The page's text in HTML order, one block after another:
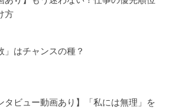
方
」はチャンスの種？
タビュー動画あり】「私には無理」を